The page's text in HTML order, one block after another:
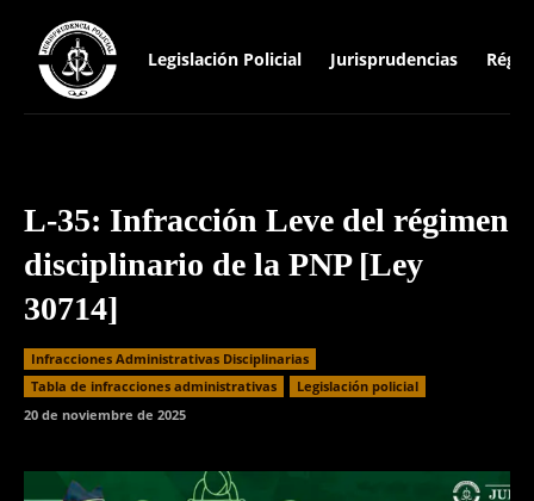
Legislación Policial Jurisprudencias
L-35: Infracción Leve del régimen
disciplinario de la PNP [Ley
30714]
Infracciones Administrativas Disciplinarias
⁠Tabla de infracciones administrativas
Legislación policial
20 de noviembre de 2025